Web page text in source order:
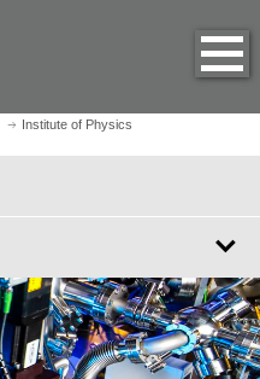
Institute of Physics